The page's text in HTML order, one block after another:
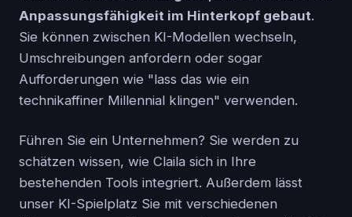
Anpassungsfähigkeit im Hinterkopf gebaut.
Sie können zwischen KI-Modellen wechseln,
Umschreibungen anfordern oder sogar
Aufforderungen wie "lass das wie ein
technikaffiner Millennial klingen" verwenden.
Führen Sie ein Unternehmen? Sie werden zu
schätzen wissen, wie Claila sich in Ihre
bestehenden Tools integriert. Außerdem lässt
unser KI-Spielplatz Sie mit verschiedenen